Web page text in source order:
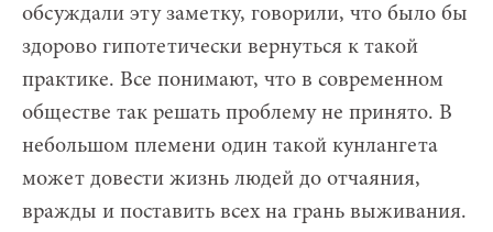
обсуждали эту заметку, говорили, что было бы
здорово гипотетически вернуться к такой
практике. Все понимают, что в современном
обществе так решать проблему не принято. В
небольшом племени один такой кунлангета
может довести жизнь людей до отчаяния,
вражды и поставить всех на грань выживания.